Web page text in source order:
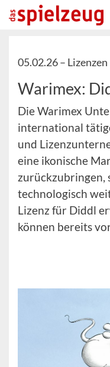
05.02.26 – Lizenzen
Warimex:
Die Warimex
international
und
eine ikonische
zurückzubringen,
technologisch
Lizenz für Diddl
können bereits